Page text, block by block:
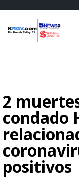
2
condado
positivos